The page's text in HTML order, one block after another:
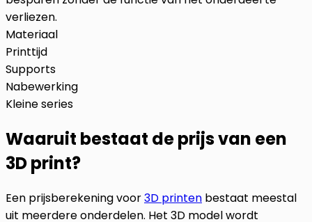
verliezen.
Materiaal
Printtijd
Supports
Nabewerking
Kleine series
Waaruit bestaat de prijs van een
3D print?
Een prijsberekening voor3D printen bestaat meestal
uit meerdere onderdelen. Het 3D model wordt